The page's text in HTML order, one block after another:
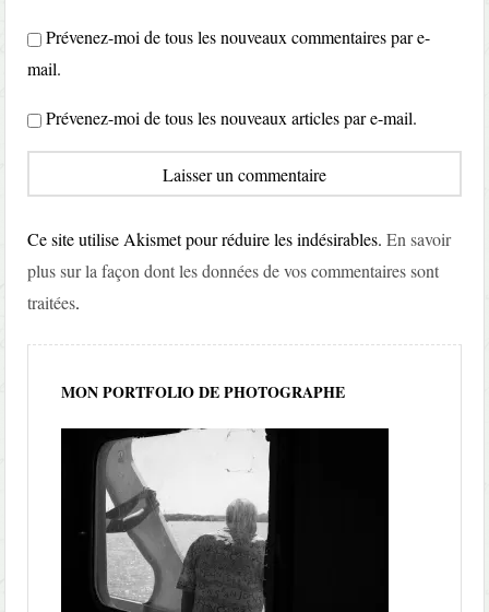
Prévenez-moi de tous les nouveaux commentaires par e-
mail.
Prévenez-moi de tous les nouveaux articles par e-mail.
Ce site utilise Akismet pour réduire les indésirables.En savoir
plus sur la façon dont les données de vos commentaires sont
traitées.
MON PORTFOLIO DE PHOTOGRAPHE